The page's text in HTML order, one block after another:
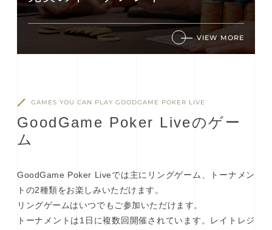
VIEW MORE
GAMES YOU CAN PLAY GOODGAME POKER LIVE
GoodGame Poker Liveのゲー
ム
GoodGame Poker Liveでは主にリングゲーム、トーナメン
トの2種類をお楽しみいただけます。
リングゲームはいつでもご参加いただけます。
トーナメントは1日に複数回開催されています。レイトレジ